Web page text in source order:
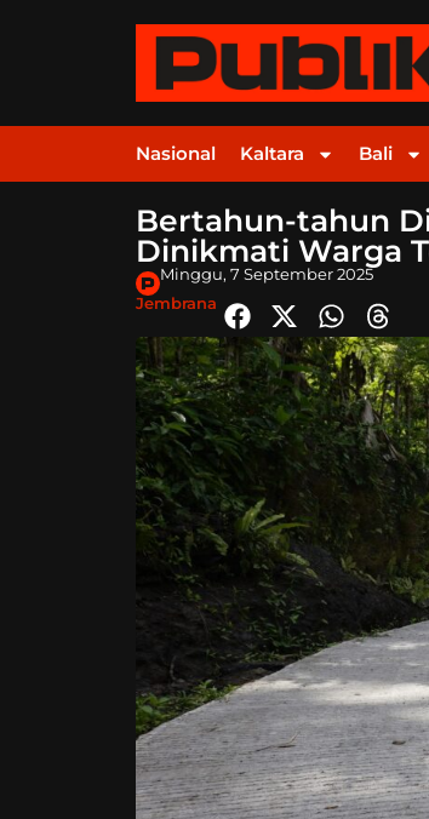
Nasional Kaltara Bali
Bertahun-tahun
Dinikmati Warga
Minggu, 7 September 2025
Jembrana